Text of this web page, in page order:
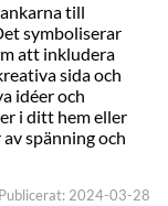
till
symboliserar
att inkludera
sida och
idéer och
i ditt hem eller
spänning och
Publicerat: 2024-03-28